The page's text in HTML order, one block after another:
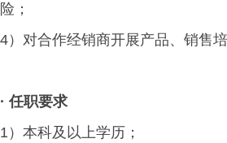
险；
4）对合作经销商开展产品、销售
· 任职要求
1）本科及以上学历；